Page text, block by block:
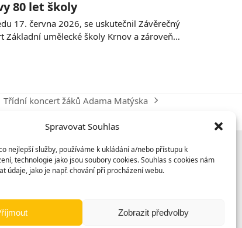
Spravovat Souhlas
nejlepší služby, používáme k ukládání a/nebo přístupu k
technologie jako jsou soubory cookies. Souhlas s cookies nám
údaje, jako je např. chování při procházení webu.
Zobrazit předvolby
80 let školy
17. června 2026, se uskutečnil Závěrečný
Základní umělecké školy Krnov a zároveň…
next
Třídní koncert žáků Adama Matýska